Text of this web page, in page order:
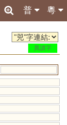
粵
普
異讀字